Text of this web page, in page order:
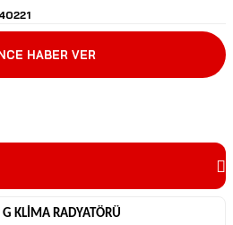
HABER VER
KLİMA RADYATÖRÜ